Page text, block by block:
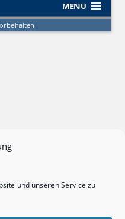
und unseren Service zu
MENU